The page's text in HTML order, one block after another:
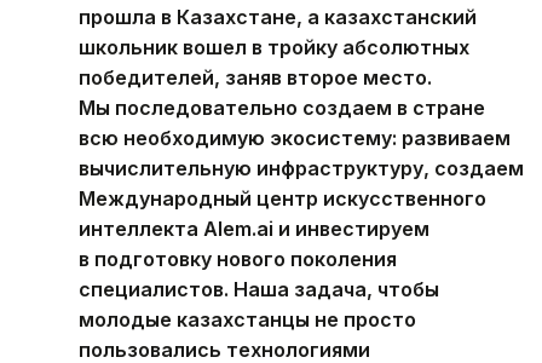
прошла в Казахстане, а казахстанский
школьник вошел в тройку абсолютных
победителей, заняв второе место.
Мы последовательно создаем в стране
всю необходимую экосистему: развиваем
вычислительную инфраструктуру, создаем
Международный центр искусственного
интеллекта Alem.ai и инвестируем
в подготовку нового поколения
специалистов. Наша задача, чтобы
молодые казахстанцы не просто
пользовались технологиями